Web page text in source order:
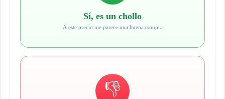
Sí, es un chollo
A este precio me parece una buena compra
👎